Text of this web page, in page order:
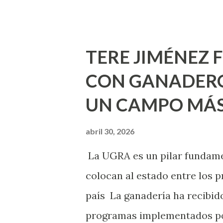
Estado, la Fundación
Montañez informó que en
metros cuadrados de
Jesús F. Elizondo y la calle
Septiembre, en los edificios
Norias de Paso Hondo y en
TERE JIMÉNEZ
CON
UN CAMPO
abril 30, 2026
La UGRA es un pilar
colocan al estado entre los
país La ganadería ha
programas implementados